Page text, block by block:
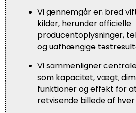
Vi gennemgår en bred
kilder, herunder officielle
producentoplysninger,
og uafhængige
Vi sammenligner
som kapacitet, vægt,
funktioner og effekt for
retvisende billede af hver